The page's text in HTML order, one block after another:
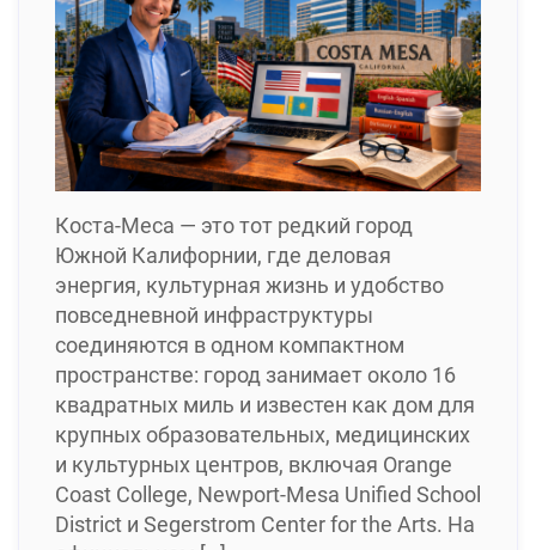
Коста-Меса — это тот редкий город
Южной Калифорнии, где деловая
энергия, культурная жизнь и удобство
повседневной инфраструктуры
соединяются в одном компактном
пространстве: город занимает около 16
квадратных миль и известен как дом для
крупных образовательных, медицинских
и культурных центров, включая Orange
Coast College, Newport-Mesa Unified School
District и Segerstrom Center for the Arts. На